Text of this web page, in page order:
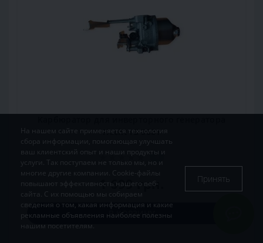
Hecht IG 3601
0
1 699 грн.
В КОРЗИНУ
На нашем сайте применяется технология
сбора информации, помогающая улучшать
ваш клиентский опыт и наши продукты и
услуги. Так поступаем не только мы, но и
многие другие компании. Cookie-файлы
повышают эффективность нашего веб-
сайта. С их помощью мы собираем
сведения о том, какая информация и какие
рекламные объявления наиболее полезны
нашим посетителям.
Принять